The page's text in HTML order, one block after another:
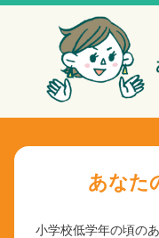
あなた
小学校低学年の頃の